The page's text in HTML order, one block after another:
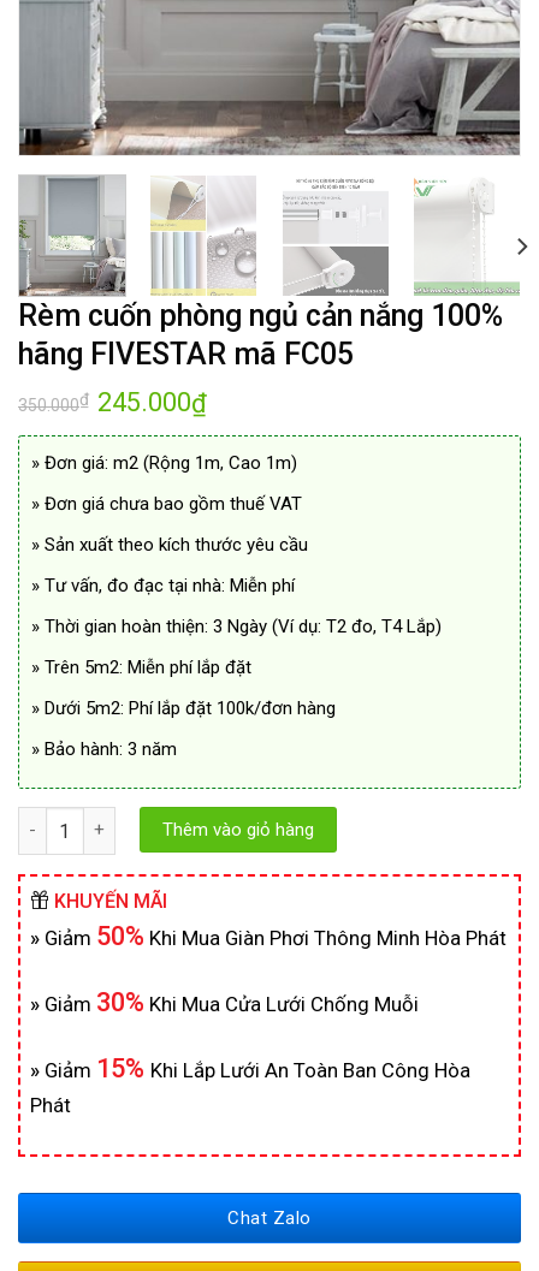
Rèm cuốn phòng ngủ cản nắng 100%
hãng FIVESTAR mã FC05
350.000₫ Giá
gốc
245.000₫Giá
245.000₫.
» Đơn giá: m2 (Rộng 1m, Cao 1m)
» Đơn giá chưa bao gồm thuế VAT
» Sản xuất theo kích thước yêu cầu
» Tư vấn, đo đạc tại nhà: Miễn phí
» Thời gian hoàn thiện: 3 Ngày (Ví dụ: T2 đo, T4 Lắp)
» Trên 5m2: Miễn phí lắp đặt
» Dưới 5m2: Phí lắp đặt 100k/đơn hàng
» Bảo hành: 3 năm
Số lượng Thêm vào giỏ hàng
KHUYẾN MÃI
» Giảm 50% Khi Mua Giàn Phơi Thông Minh Hòa Phát
» Giảm 30% Khi Mua Cửa Lưới Chống Muỗi
» Giảm 15% Khi Lắp Lưới An Toàn Ban Công Hòa
Phát
Chat Zalo